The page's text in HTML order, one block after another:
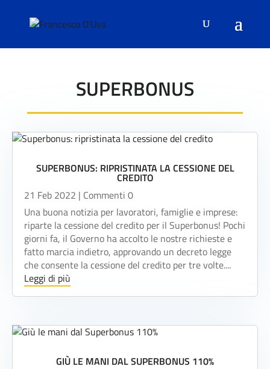
SUPERBONUS
SUPERBONUS: RIPRISTINATA LA CESSIONE DEL
CREDITO
21 Feb 2022 | Commenti 0
Una buona notizia per lavoratori, famiglie e imprese:
riparte la cessione del credito per il Superbonus! Pochi
giorni fa, il Governo ha accolto le nostre richieste e
fatto marcia indietro, approvando un decreto legge
che consente la cessione del credito per tre volte....
Leggi di più
GIÙ LE MANI DAL SUPERBONUS 110%